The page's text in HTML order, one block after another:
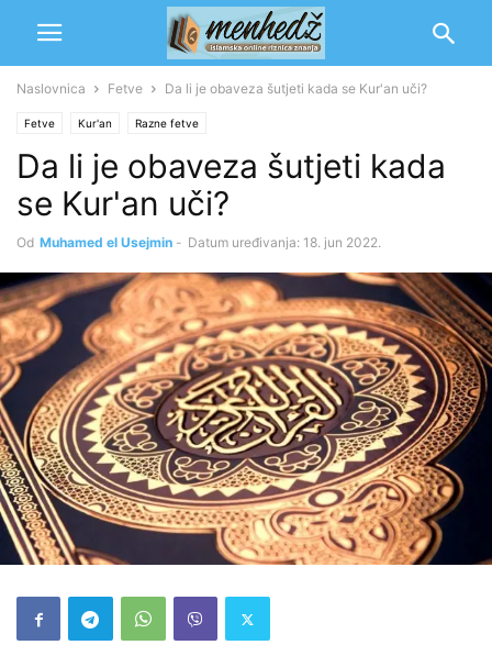
Naslovnica Fetve Da li je obaveza šutjeti kada se Kur'an uči?
Fetve Kur'an Razne fetve
Da li je obaveza šutjeti kada
se Kur'an uči?
Od Muhamed el Usejmin - Datum uređivanja: 18. jun 2022.